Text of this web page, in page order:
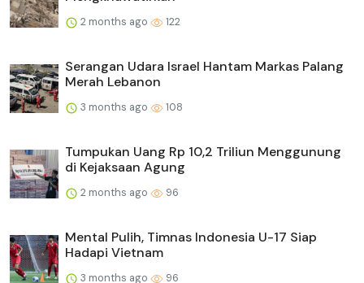
2 months ago 122
Serangan Udara Israel Hantam Markas Palang
Merah Lebanon
3 months ago 108
Tumpukan Uang Rp 10,2 Triliun Menggunung
di Kejaksaan Agung
2 months ago 96
Mental Pulih, Timnas Indonesia U-17 Siap
Hadapi Vietnam
3 months ago 96